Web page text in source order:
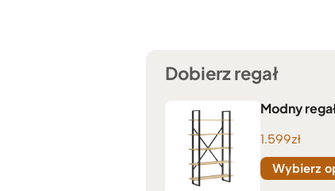
Dobierz regał
Modny
1.599zł
Wybierz